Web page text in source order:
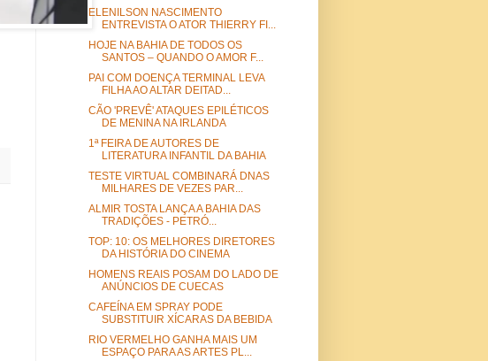
ELENILSON NASCIMENTO
ENTREVISTA O ATOR THIERRY FI...
HOJE NA BAHIA DE TODOS OS
SANTOS – QUANDO O AMOR F...
PAI COM DOENÇA TERMINAL LEVA
FILHA AO ALTAR DEITAD...
CÃO 'PREVÊ' ATAQUES EPILÉTICOS
DE MENINA NA IRLANDA
1ª FEIRA DE AUTORES DE
LITERATURA INFANTIL DA BAHIA
TESTE VIRTUAL COMBINARÁ DNAS
MILHARES DE VEZES PAR...
ALMIR TOSTA LANÇA A BAHIA DAS
TRADIÇÕES - PETRÓ...
TOP: 10: OS MELHORES DIRETORES
DA HISTÓRIA DO CINEMA
HOMENS REAIS POSAM DO LADO DE
ANÚNCIOS DE CUECAS
CAFEÍNA EM SPRAY PODE
SUBSTITUIR XÍCARAS DA BEBIDA
RIO VERMELHO GANHA MAIS UM
ESPAÇO PARA AS ARTES PL...